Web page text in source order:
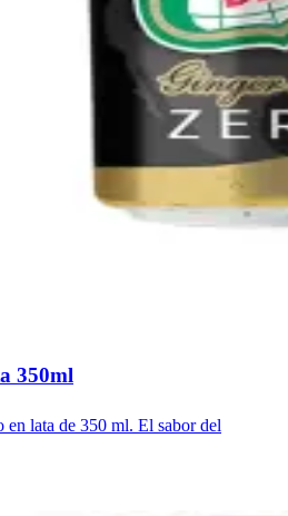
350ml
lata de 350 ml. El sabor del